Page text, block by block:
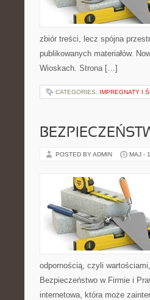
zbiór treści, lecz spójna
publikowanych materiałów.
Wioskach. Strona […]
CATEGORIES: IMPREGNATY I
POSTED BY ADMIN MAJ -
odpornością, czyli
Bezpieczeństwo w Firmie i
internetowa, która może